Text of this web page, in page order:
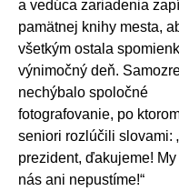
a vedúca zariadenia
pamätnej knihy mesta,
všetkým ostala
výnimočný deň.
nechýbalo spoločné
fotografovanie, po
seniori rozlúčili slovami:
prezident, ďakujeme! My
nás ani nepustíme!“